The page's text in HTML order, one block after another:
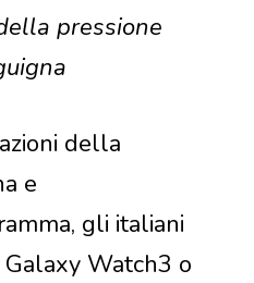
pressione
della
e
gli italiani
Watch3 o